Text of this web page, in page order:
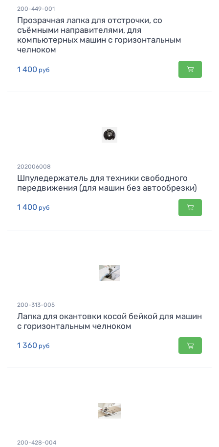
200-449-001
Прозрачная лапка для отстрочки, со
съёмными направителями, для
компьютерных машин с горизонтальным
челноком
1 400 руб
202006008
Шпуледержатель для техники свободного
передвижения (для машин без автообрезки)
1 400 руб
200-313-005
Лапка для окантовки косой бейкой для машин
с горизонтальным челноком
1 360 руб
200-428-004